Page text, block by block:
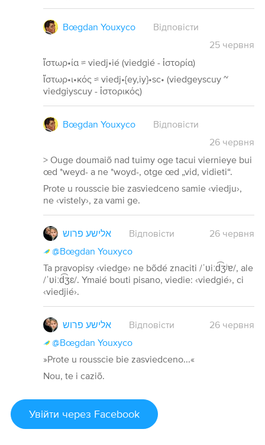
Bœgdan Youxyco
Відповісти
25 червня
ἵστωρ•ία ≈ viedj•ié (viedgié - ἱστορία)
ἵστωρ•ι•κός ≈ viedj•{ey,iy}•sc• (viedgeyscuy ~
viedgiyscuy - ἱστορικός)
Bœgdan Youxyco
Відповісти
26 червня
> Ouge doumaiõ nad tuimy oge tacui viernieye bui
œd *weyd- a ne *woyd-, otge œd „vid, vidieti“.
Prote u rousscie bie zasviedceno samie ‹viedju›,
ne ‹vistely›, za vami ge.
אלישע פרוש Відповісти 26 червня
@Bœgdan Youxyco
Ta pravopisy ‹viedge› ne bõdé znaciti /ˈʋiːd͡ʒʲɐ/, ale
/ˈʋiːd͡ʒɛ/. Ymaié bouti pisano, viedie: ‹viedgié›, ci
‹viedjié›.
אלישע פרוש Відповісти 26 червня
@Bœgdan Youxyco
»Prote u rousscie bie zasviedceno...«
Nou, te i caziõ.
Увійти через Facebook